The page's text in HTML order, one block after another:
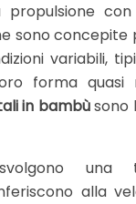
propulsione
sono concepite
variabili,
forma quasi
in bambùsono
una
alla